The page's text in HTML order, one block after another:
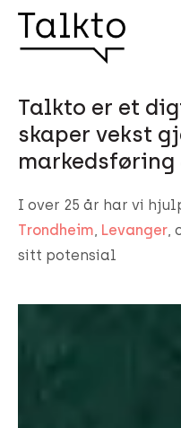
Talkto er et
skaper vekst
I over 25 år har vi
Trondheim, Levanger,
sitt potensial